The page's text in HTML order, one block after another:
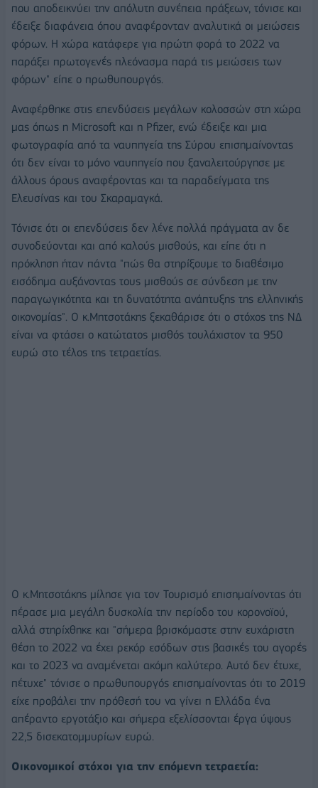
που αποδεικνύει την απόλυτη συνέπεια πράξεων, τόνισε και
έδειξε διαφάνεια όπου αναφέρονταν αναλυτικά οι μειώσεις
φόρων. Η χώρα κατάφερε για πρώτη φορά το 2022 να
παράξει πρωτογενές πλεόνασμα παρά τις μειώσεις των
φόρων" είπε ο πρωθυπουργός.
Αναφέρθηκε στις επενδύσεις μεγάλων κολοσσών στη χώρα
μας όπως η Microsoft και η Pfizer, ενώ έδειξε και μια
φωτογραφία από τα ναυπηγεία της Σύρου επισημαίνοντας
ότι δεν είναι το μόνο ναυπηγείο που ξαναλειτούργησε με
άλλους όρους αναφέροντας και τα παραδείγματα της
Ελευσίνας και του Σκαραμαγκά.
Τόνισε ότι οι επενδύσεις δεν λένε πολλά πράγματα αν δε
συνοδεύονται και από καλούς μισθούς, και είπε ότι η
πρόκληση ήταν πάντα "πώς θα στηρίξουμε το διαθέσιμο
εισόδημα αυξάνοντας τους μισθούς σε σύνδεση με την
παραγωγικότητα και τη δυνατότητα ανάπτυξης της ελληνικής
οικονομίας". Ο κ.Μητσοτάκης ξεκαθάρισε ότι ο στόχος της ΝΔ
είναι να φτάσει ο κατώτατος μισθός τουλάχιστον τα 950
ευρώ στο τέλος της τετραετίας.
Ο κ.Μητσοτάκης μίλησε για τον Τουρισμό επισημαίνοντας ότι
πέρασε μια μεγάλη δυσκολία την περίοδο του κορονοϊού,
αλλά στηρίχθηκε και "σήμερα βρισκόμαστε στην ευχάριστη
θέση το 2022 να έχει ρεκόρ εσόδων στις βασικές του αγορές
και το 2023 να αναμένεται ακόμη καλύτερο. Αυτό δεν έτυχε,
πέτυχε" τόνισε ο πρωθυπουργός επισημαίνοντας ότι το 2019
είχε προβάλει την πρόθεσή του να γίνει η Ελλάδα ένα
απέραντο εργοτάξιο και σήμερα εξελίσσονται έργα ύψους
22,5 δισεκατομμυρίων ευρώ.
Οικονομικοί στόχοι για την επόμενη τετραετία: